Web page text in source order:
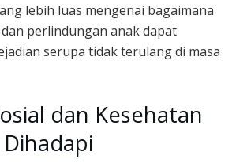
lebih luas mengenai bagaimana
perlindungan anak dapat
serupa tidak terulang di masa
dan Kesehatan